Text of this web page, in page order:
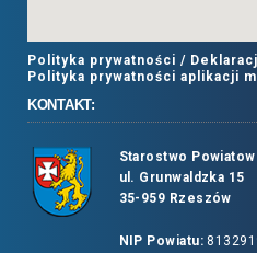
Polityka prywatności /
Polityka prywatności aplikacji
KONTAKT:
Starostwo
ul. Grunwaldzka 15
35-959 Rzeszów
NIP Powiatu: